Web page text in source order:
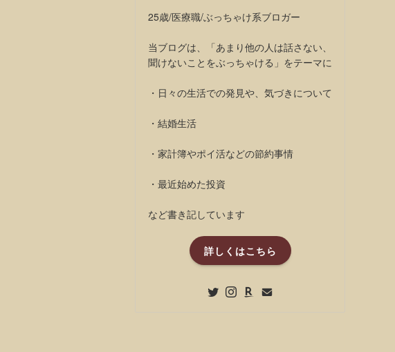
25歳/医療職/ぶっちゃけ系ブロガー
当ブログは、「あまり他の人は話さない、
聞けないことをぶっちゃける」をテーマに
・日々の生活での発見や、気づきについて
・結婚生活
・家計簿やポイ活などの節約事情
・最近始めた投資
など書き記しています
詳しくはこちら